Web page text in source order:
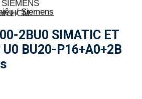
HCM
/ Siemens
2BU0 SIMATIC ET
BU20-P16+A0+2B